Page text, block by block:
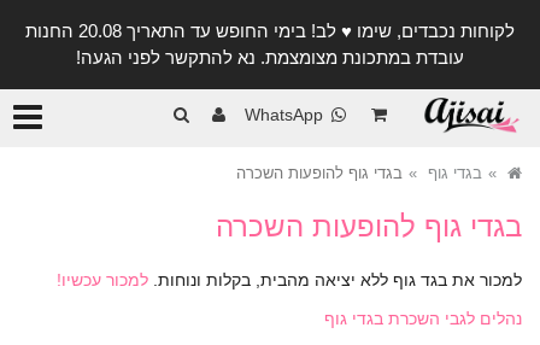
לקוחות נכבדים, שימו ♥️ לב! בימי החופש עד התאריך 20.08 החנות
עובדת במתכונת מצומצמת. נא להתקשר לפני הגעה!
WhatsApp
בגדי גוף בגדי גוף להופעות השכרה
בגדי גוף להופעות השכרה
למכור את בגד גוף ללא יציאה מהבית, בקלות ונוחות. למכור עכשיו!
נהלים לגבי השכרת בגדי גוף